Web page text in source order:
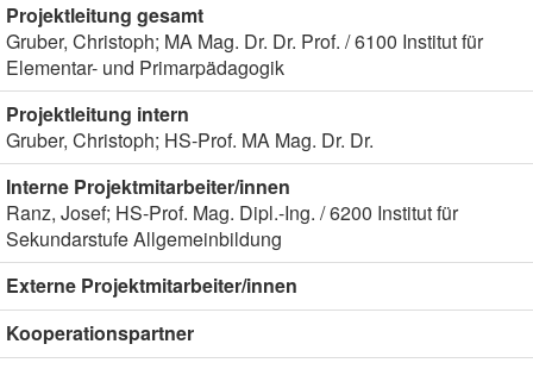
Projektleitung gesamt
Gruber, Christoph; MA Mag. Dr. Dr. Prof. / 6100 Institut für
Elementar- und Primarpädagogik
Projektleitung intern
Gruber, Christoph; HS-Prof. MA Mag. Dr. Dr.
Interne Projektmitarbeiter/innen
Ranz, Josef; HS-Prof. Mag. Dipl.-Ing. / 6200 Institut für
Sekundarstufe Allgemeinbildung
Externe Projektmitarbeiter/innen
Kooperationspartner